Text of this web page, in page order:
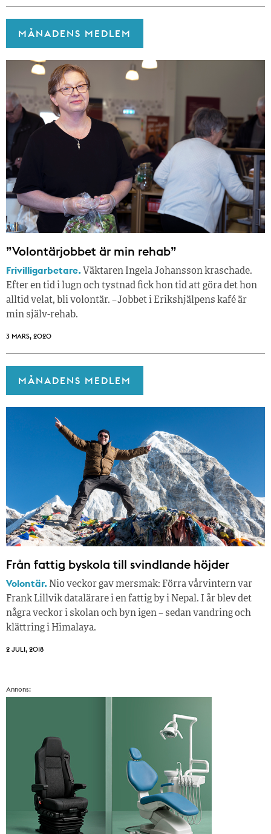
MÅNADENS MEDLEM
”Volontärjobbet är min rehab”
Frivilligarbetare. Väktaren Ingela Johansson kraschade.
Efter en tid i lugn och tystnad fick hon tid att göra det hon
alltid velat, bli volontär. – Jobbet i Erikshjälpens kafé är
min själv-rehab.
3 MARS, 2020
MÅNADENS MEDLEM
Från fattig byskola till svindlande höjder
Volontär. Nio veckor gav mersmak: Förra vårvintern var
Frank Lillvik datalärare i en fattig by i Nepal. I år blev det
några veckor i skolan och byn igen – sedan vandring och
klättring i Himalaya.
2 JULI, 2018
Annons: